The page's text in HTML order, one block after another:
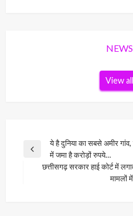
View
Post
navigation
Previous
ये है दुनिया का सबसे अमीर
में जमा है करोड़ों रुपये…
छत्तीसगढ़ सरकार हाई कोर्ट में
मामलों